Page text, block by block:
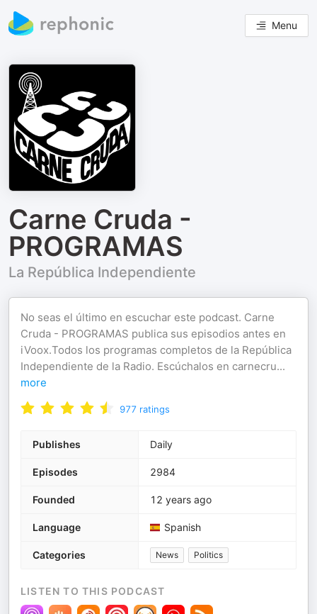
Menu
Carne Cruda -
PROGRAMAS
La República Independiente
No seas el último en escuchar este podcast. Carne
Cruda - PROGRAMAS publica sus episodios antes en
iVoox.Todos los programas completos de la República
Independiente de la Radio. Escúchalos en carnecru...
more
977 ratings
Publishes Daily
Episodes 2984
Founded 12 years ago
Language Spanish
Categories News Politics
LISTEN TO THIS PODCAST